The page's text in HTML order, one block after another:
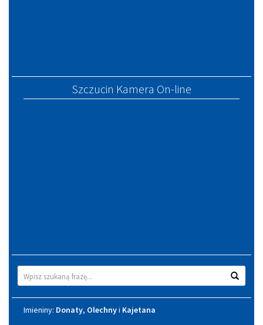
Szczucin Kamera On-line
Wyszukiwarka
Imieniny
Imieniny: Donaty, Olechnyi Kajetana